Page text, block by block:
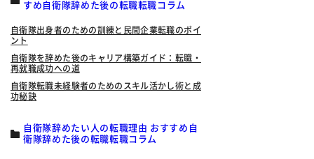
すめ自衛隊辞めた後の転職転職コラム
自衛隊出身者のための訓練と民間企業転職のポイ
ント
自衛隊を辞めた後のキャリア構築ガイド：転職・
再就職成功への道
自衛隊転職未経験者のためのスキル活かし術と成
功秘訣
自衛隊辞めたい人の転職理由 おすすめ自
衛隊辞めた後の転職転職コラム